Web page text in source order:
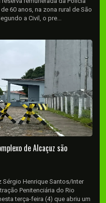
60 anos, na zona rural de São
a Civil, o pre...
de Alcaçuz são
Sérgio Henrique Santos/Inter
Penitenciária do Rio
terça-feira (4) que abriu um